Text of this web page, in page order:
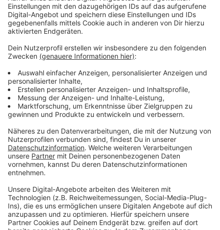
Anzeige
Vorstellen brauchen wir ihn euch nicht. Seit 2003
treibt Jürgen Bangert nun als "Elvis Eifel" seine Späße
am Telefon mit seinen Hörerinnen und Hörern im Radio.
Aber selbst seine 'Opfer' müssen am Ende mit lachen -
wenn auch nicht immer. Und weil ihr nicht genug von
ihm bekommen könnt, ist Elvis nun unter die Podcaster
gegangen. Somit steht euch Elvis rund um die Uhr zur
Verfügung. Hier bekommt Ihr außerdem den
"Directors-Cut" - die Original-Telefonate in längerer
Version. Elvis wird sich mit Kollegen und ehemaligen
"Opfern" über die Telefonate aus den letzten zwei
Jahrzehnten unterhalten. Wir erfahren auch, wie es ihm
dabei ergangen ist und wobei er selbst mal ins
Schleudern gekommen ist. Viel Spaß beim Zuhören und
bitte nicht erschrecken, wenn dabei das Telefon